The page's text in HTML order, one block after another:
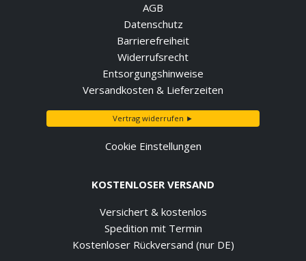
AGB
Datenschutz
Barrierefreiheit
Widerrufsrecht
Entsorgungshinweise
Versandkosten & Lieferzeiten
Vertrag widerrufen ►
Cookie Einstellungen
KOSTENLOSER VERSAND
Versichert & kostenlos
Spedition mit Termin
Kostenloser Rückversand (nur DE)